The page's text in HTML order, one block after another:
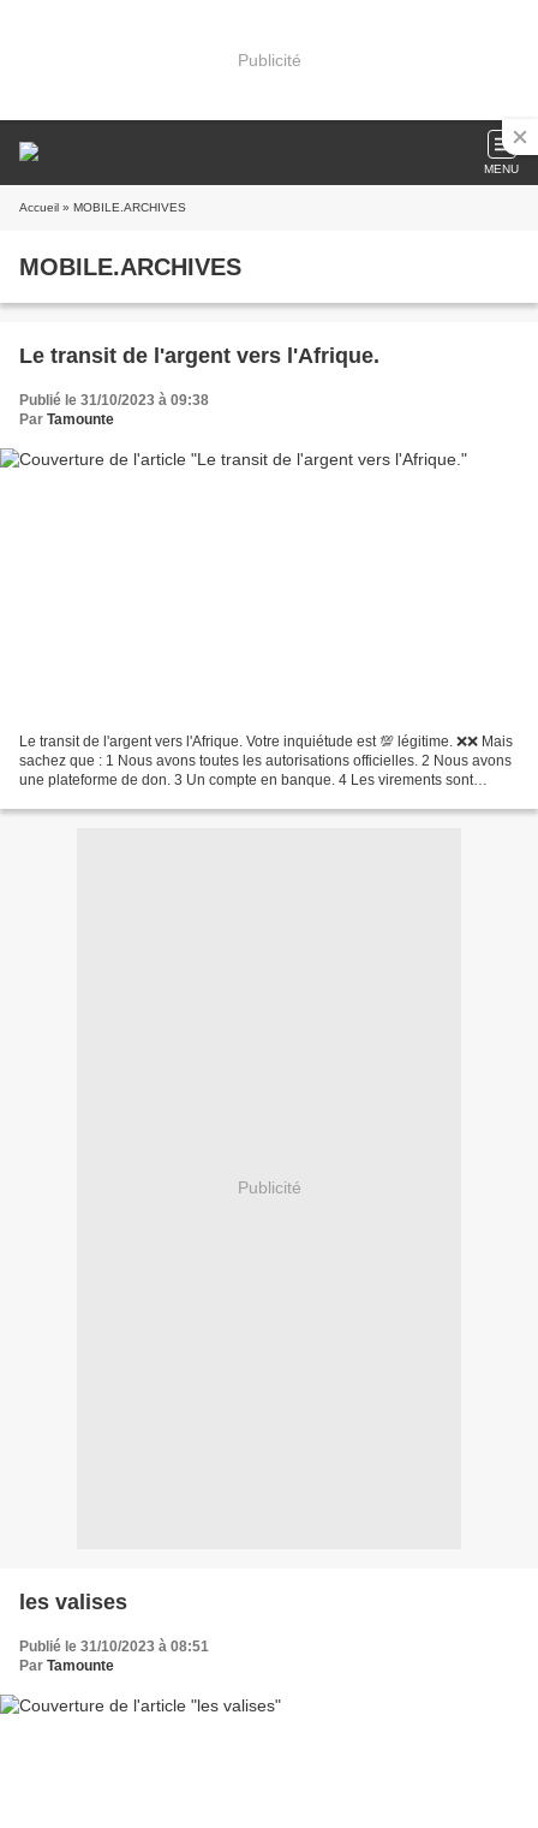
Publicité
MENU
Accueil » MOBILE.ARCHIVES
MOBILE.ARCHIVES
Le transit de l'argent vers l'Afrique.
Publié le 31/10/2023 à 09:38
Par Tamounte
Le transit de l'argent vers l'Afrique. Votre inquiétude est 💯 légitime. ❌❌ Mais
sachez que : 1 Nous avons toutes les autorisations officielles. 2 Nous avons
une plateforme de don. 3 Un compte en banque. 4 Les virements sont
Publicité
les valises
Publié le 31/10/2023 à 08:51
Par Tamounte